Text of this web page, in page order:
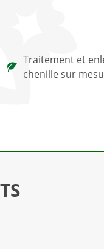
Traitement et
chenille sur